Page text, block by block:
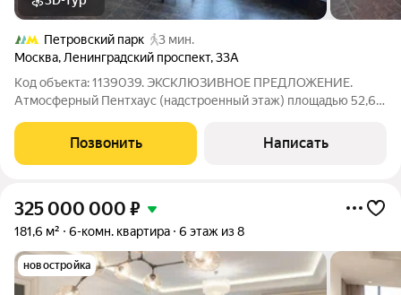
Петровский парк
3 мин.
Москва, Ленинградский проспект,33А
Код объекта: 1139039. ЭКСКЛЮЗИВНОЕ ПРЕДЛОЖЕНИЕ.
Атмосферный Пентхаус (надстроенный этаж) площадью 52,6
предложение как для собственного использования, так и в
качестве сдачи в аренду.
Позвонить Написать
325 000 000 ₽
181,6 м² 6-комн. квартира 6 этаж из 8
новостройка